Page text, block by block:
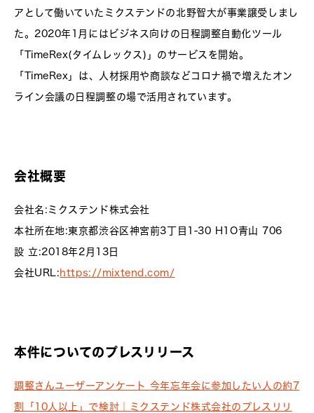
アとして働いていたミクステンドの北野智大が事業譲受しまし
た。2020年1月にはビジネス向けの日程調整自動化ツール
「TimeRex(タイムレックス)」のサービスを開始。
「TimeRex」は、人材採用や商談などコロナ禍で増えたオン
ライン会議の日程調整の場で活用されています。
会社概要
会社名:ミクステンド株式会社
本社所在地:東京都渋谷区神宮前3丁目1-30 H1O青山 706
設 立:2018年2月13日
会社URL: https://mixtend.com/
本件についてのプレスリリース
調整さんユーザーアンケート 今年忘年会に参加したい人の約7
割「10人以上」で検討｜ミクステンド株式会社のプレスリリ